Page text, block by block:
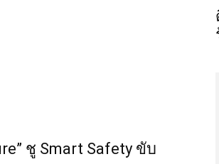
ชู Smart Safety ขับ